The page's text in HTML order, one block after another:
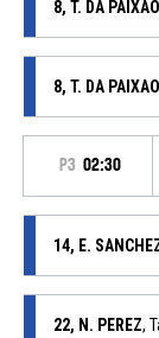
8, T. DA PAIXAO
8, T. DA PAIXAO
P3 02:30
14, E.
22, N. PEREZ,